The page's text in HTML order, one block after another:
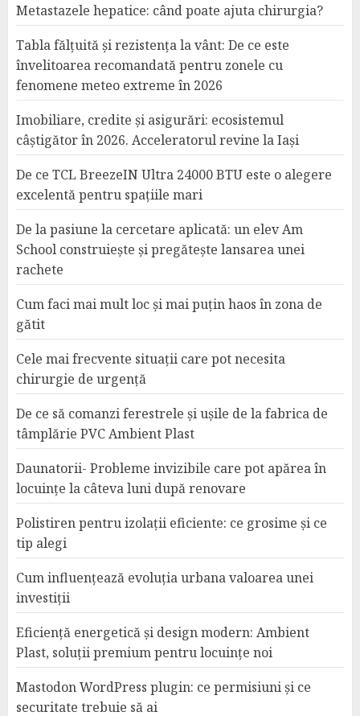
Metastazele hepatice: când poate ajuta chirurgia?
Tabla fălțuită și rezistența la vânt: De ce este
învelitoarea recomandată pentru zonele cu
fenomene meteo extreme în 2026
Imobiliare, credite și asigurări: ecosistemul
câștigător în 2026. Acceleratorul revine la Iași
De ce TCL BreezeIN Ultra 24000 BTU este o alegere
excelentă pentru spațiile mari
De la pasiune la cercetare aplicată: un elev Am
School construiește și pregătește lansarea unei
rachete
Cum faci mai mult loc și mai puțin haos în zona de
gătit
Cele mai frecvente situații care pot necesita
chirurgie de urgență
De ce să comanzi ferestrele și ușile de la fabrica de
tâmplărie PVC Ambient Plast
Daunatorii- Probleme invizibile care pot apărea în
locuințe la câteva luni după renovare
Polistiren pentru izolații eficiente: ce grosime și ce
tip alegi
Cum influențează evoluția urbana valoarea unei
investiții
Eficiență energetică și design modern: Ambient
Plast, soluții premium pentru locuințe noi
Mastodon WordPress plugin: ce permisiuni și ce
securitate trebuie să ai